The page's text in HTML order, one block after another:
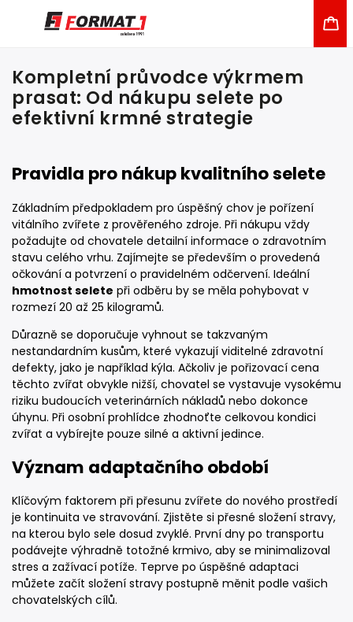
Kompletní průvodce výkrmem
prasat: Od nákupu selete po
efektivní krmné strategie
Pravidla pro nákup kvalitního selete
Základním předpokladem pro úspěšný chov je pořízení
vitálního zvířete z prověřeného zdroje. Při nákupu vždy
požadujte od chovatele detailní informace o zdravotním
stavu celého vrhu. Zajímejte se především o provedená
očkování a potvrzení o pravidelném odčervení. Ideální
hmotnost selete při odběru by se měla pohybovat v
rozmezí 20 až 25 kilogramů.
Důrazně se doporučuje vyhnout se takzvaným
nestandardním kusům, které vykazují viditelné zdravotní
defekty, jako je například kýla. Ačkoliv je pořizovací cena
těchto zvířat obvykle nižší, chovatel se vystavuje vysokému
riziku budoucích veterinárních nákladů nebo dokonce
úhynu. Při osobní prohlídce zhodnoťte celkovou kondici
zvířat a vybírejte pouze silné a aktivní jedince.
Význam adaptačního období
Klíčovým faktorem při přesunu zvířete do nového prostředí
je kontinuita ve stravování. Zjistěte si přesné složení stravy,
na kterou bylo sele dosud zvyklé. První dny po transportu
podávejte výhradně totožné krmivo, aby se minimalizoval
stres a zažívací potíže. Teprve po úspěšné adaptaci
můžete začít složení stravy postupně měnit podle vašich
chovatelských cílů.